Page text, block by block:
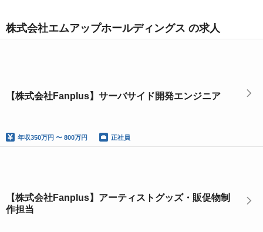
株式会社エムアップホールディングス の求人
【株式会社Fanplus】サーバサイド開発エンジニア
年収350万円 〜 800万円 正社員
【株式会社Fanplus】アーティストグッズ・販促物制
作担当